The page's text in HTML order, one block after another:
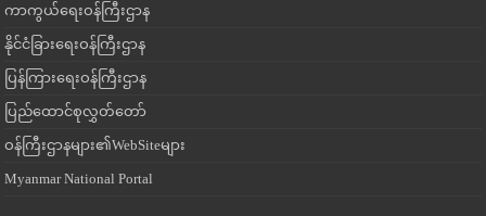
ကာကွယ်ရေးဝန်ကြီးဌာန
နိုင်ငံခြားရေးဝန်ကြီးဌာန
ပြန်ကြားရေးဝန်ကြီးဌာန
ပြည်ထောင်စုလွှတ်တော်
ဝန်ကြီးဌာနများ၏WebSiteများ
Myanmar National Portal